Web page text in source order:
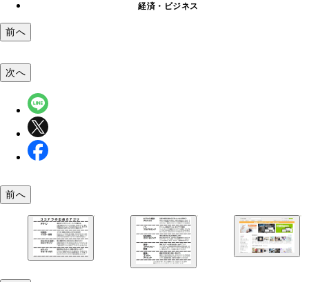
経済・ビジネス
前へ
トップページではカテゴリ別ランキングのほか、
次へ
前へ